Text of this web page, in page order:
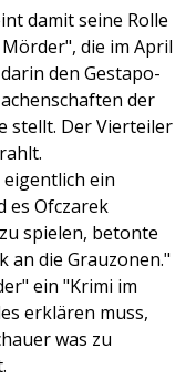
damit seine Rolle
die im April
den Gestapo-
der
stellt. Der Vierteiler
eigentlich ein
es Ofczarek
spielen, betonte
an die Grauzonen."
ein "Krimi im
erklären muss,
was zu